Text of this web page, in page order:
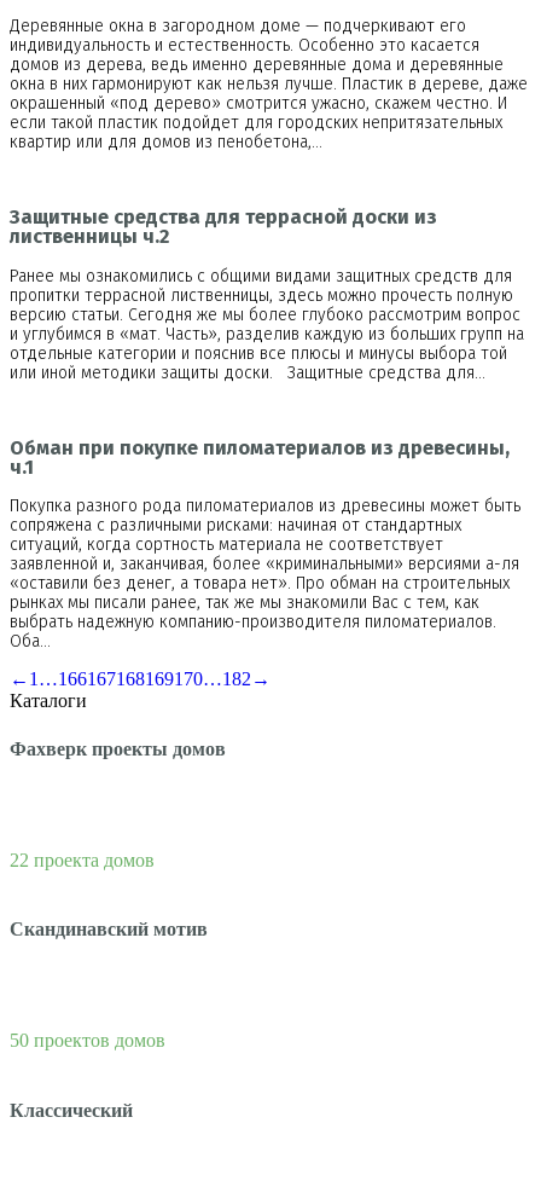
Деревянные окна в загородном доме — подчеркивают его
индивидуальность и естественность. Особенно это касается
домов из дерева, ведь именно деревянные дома и деревянные
окна в них гармонируют как нельзя лучше. Пластик в дереве, даже
окрашенный «под дерево» смотрится ужасно, скажем честно. И
если такой пластик подойдет для городских непритязательных
квартир или для домов из пенобетона,…
Защитные средства для террасной доски из
лиственницы ч.2
Ранее мы ознакомились с общими видами защитных средств для
пропитки террасной лиственницы, здесь можно прочесть полную
версию статьи. Сегодня же мы более глубоко рассмотрим вопрос
и углубимся в «мат. Часть», разделив каждую из больших групп на
отдельные категории и пояснив все плюсы и минусы выбора той
или иной методики защиты доски. Защитные средства для…
Обман при покупке пиломатериалов из древесины,
ч.1
Покупка разного рода пиломатериалов из древесины может быть
сопряжена с различными рисками: начиная от стандартных
ситуаций, когда сортность материала не соответствует
заявленной и, заканчивая, более «криминальными» версиями а-ля
«оставили без денег, а товара нет». Про обман на строительных
рынках мы писали ранее, так же мы знакомили Вас с тем, как
выбрать надежную компанию-производителя пиломатериалов.
Оба…
← 1 …166167168169170…182 →
Каталоги
Фахверк проекты домов
22 проекта домов
Скандинавский мотив
50 проектов домов
Классический